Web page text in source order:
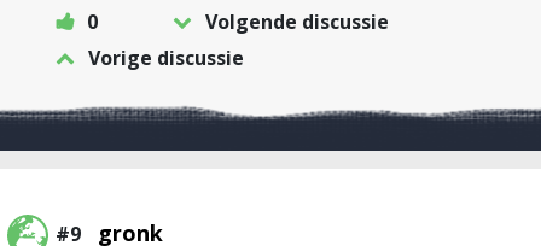
0
Volgende discussie
Vorige discussie
#9 gronk